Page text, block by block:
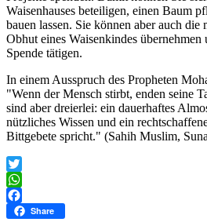
Waisenhauses beteiligen, einen Baum
bauen lassen. Sie können aber auch
Obhut eines Waisenkindes
Spende tätigen.
In einem Ausspruch des Propheten
"Wenn der Mensch stirbt, enden seine
sind aber dreierlei: ein dauerhaftes
nützliches Wissen und ein
Bittgebete spricht." (Sahih Muslim,
Twitter
WhatsApp
Facebook
Share